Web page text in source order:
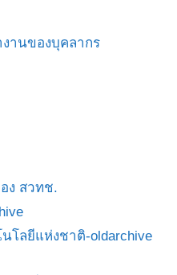
านของบุคลากร
ง สวทช.
โลยีแห่งชาติ-oldarchive